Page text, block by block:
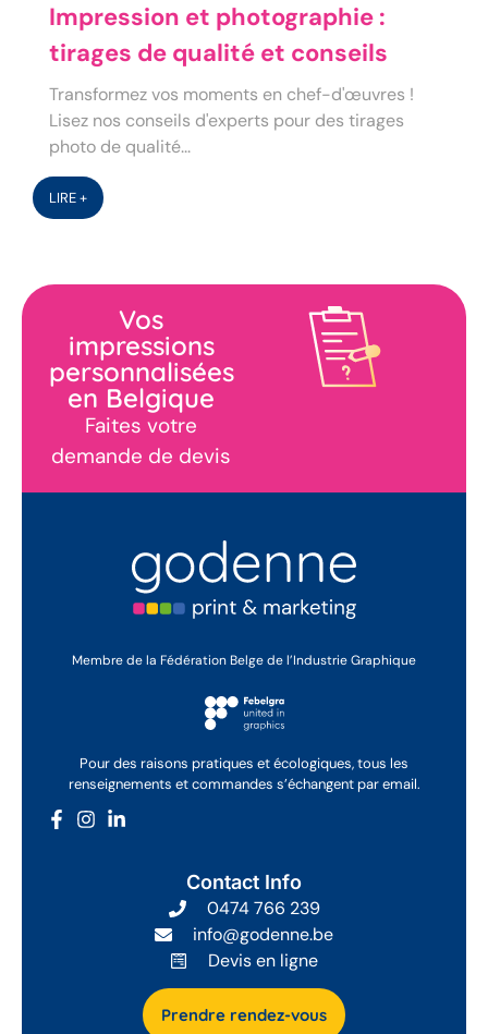
Impression et photographie :
tirages de qualité et conseils
Transformez vos moments en chef-d'œuvres !
Lisez nos conseils d'experts pour des tirages
photo de qualité...
LIRE +
Vos
impressions
personnalisées
en Belgique
Faites votre
demande de devis
Membre de la Fédération Belge de l’Industrie Graphique
Pour des raisons pratiques et écologiques, tous les
renseignements et commandes s’échangent par email.
Contact Info
0474 766 239
info@godenne.be
Devis en ligne
Prendre rendez-vous